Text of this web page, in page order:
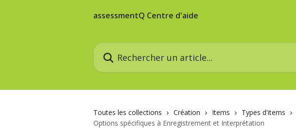
assessmentQ Centre d'aide
Rechercher un article...
Toutes les collections Création Items
Types d'items
Options spécifiques à Enregistrement et Interprétation